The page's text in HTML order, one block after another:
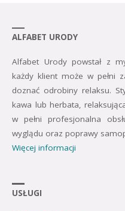
ALFABET URODY
Alfabet Urody powstał z
każdy klient może w pełni
doznać odrobiny relaksu.
kawa lub herbata,
w pełni profesjonalna
wyglądu oraz poprawy
Więcej informacji
USŁUGI